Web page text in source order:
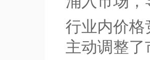
行业内价格
主动调整